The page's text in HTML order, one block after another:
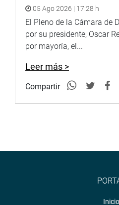
05 Ago 2026 | 17:28 h
El Pleno de la Cámara de
por su presidente, Oscar
por mayoría, el...
Leer más >
Compartir
Inicio